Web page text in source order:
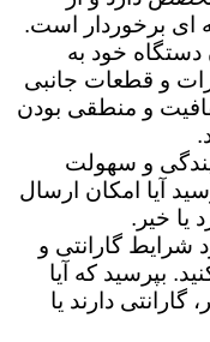
ای برخوردار است.
دستگاه خود به
و قطعات جانبی
و منطقی بودن
و سهولت
آیا امکان ارسال
یا خیر.
گارانتی و
بپرسید که آیا
دارند یا